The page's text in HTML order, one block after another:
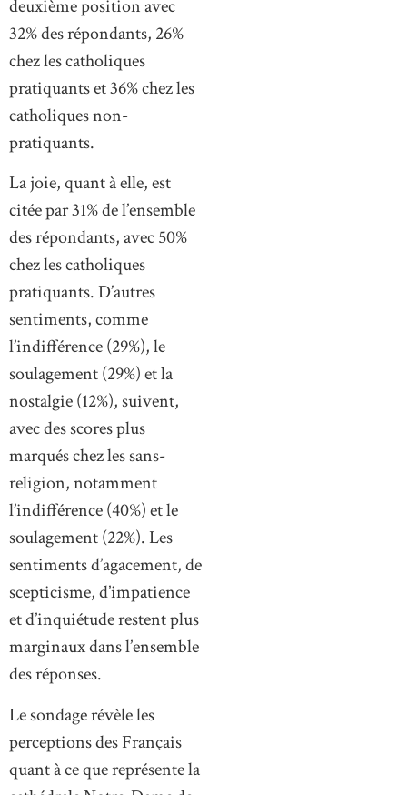
deuxième position avec
32% des répondants, 26%
chez les catholiques
pratiquants et 36% chez les
catholiques non-
pratiquants.
La joie, quant à elle, est
citée par 31% de l’ensemble
des répondants, avec 50%
chez les catholiques
pratiquants. D’autres
sentiments, comme
l’indifférence (29%), le
soulagement (29%) et la
nostalgie (12%), suivent,
avec des scores plus
marqués chez les sans-
religion, notamment
l’indifférence (40%) et le
soulagement (22%). Les
sentiments d’agacement, de
scepticisme, d’impatience
et d’inquiétude restent plus
marginaux dans l’ensemble
des réponses.
Le sondage révèle les
perceptions des Français
quant à ce que représente la